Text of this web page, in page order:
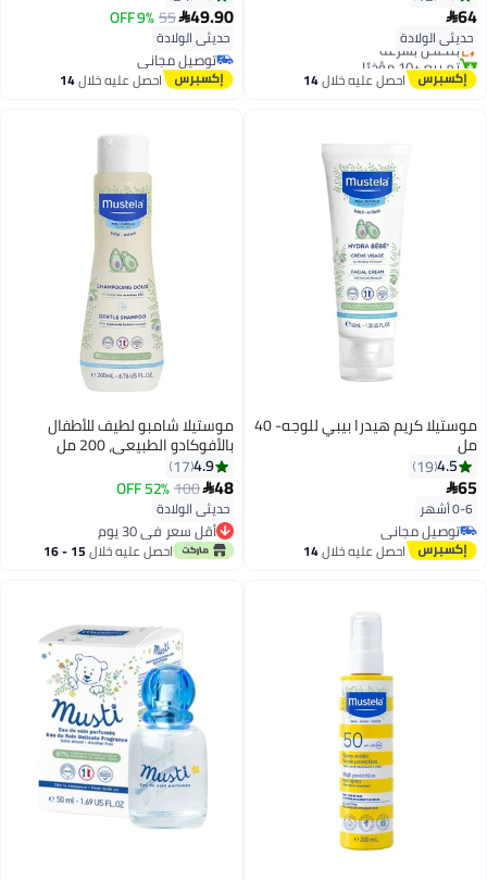
64
حديثي الولادة
#30 في صابون سائل للاستحمام
توصيل مجاني
بتخلّص بسرعة
تم بيع +10 مؤخرًا
#30 في صابون سائل للاستحمام احصل عليه خلال14
49.90
55
9% OFF
حديثي الولادة
توصيل مجاني
توصيل مجانياحصل عليه خلال14
موستيلا كريم هيدرا بيبي للوجه- 40
مل
4.5
19
65
0-6 أشهر
توصيل مجاني
توصيل مجانياحصل عليه خلال14
موستيلا شامبو لطيف للأطفال
بالأفوكادو الطبيعي، 200 مل
4.9
17
48
100
52% OFF
حديثي الولادة
أقل سعر في 30 يوم
أقل سعر في 30 يوماحصل عليه خلال 15 - 16